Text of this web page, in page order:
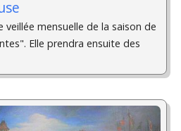
veillée mensuelle de la saison de
Elle prendra ensuite des